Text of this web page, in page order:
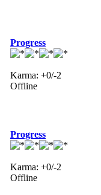
Progress
Karma: +0/-2
Offline
Progress
Karma: +0/-2
Offline